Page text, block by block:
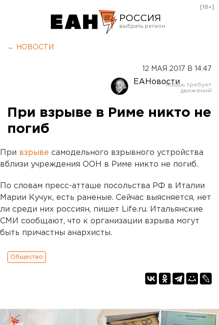
РОССИЯ
Оренбург
[18+]
← НОВОСТИ
12 МАЯ 2017 В 14:47
ЕАНовости
При взрыве в Риме никто не
погиб
При взрыве самодельного взрывного устройства
вблизи учреждения ООН в Риме никто не погиб.
По словам пресс-атташе посольства РФ в Италии
Марии Кучук, есть раненые. Сейчас выясняется, нет
ли среди них россиян, пишет Life.ru. Итальянские
СМИ сообщают, что к организации взрыва могут
быть причастны анархисты.
Общество